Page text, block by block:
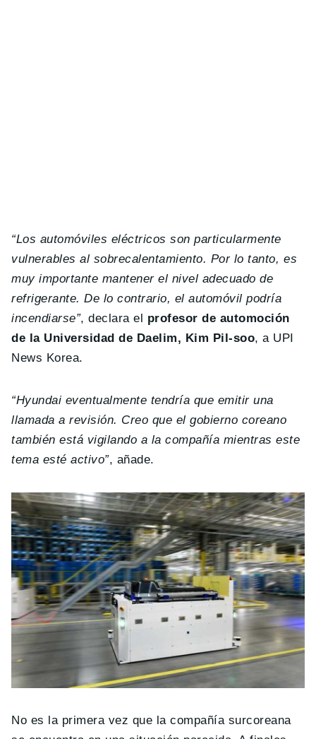
“Los automóviles eléctricos son particularmente
vulnerables al sobrecalentamiento. Por lo tanto, es
muy importante mantener el nivel adecuado de
refrigerante. De lo contrario, el automóvil podría
incendiarse”, declara el profesor de automoción
de la Universidad de Daelim, Kim Pil-soo, a UPI
News Korea.
“Hyundai eventualmente tendría que emitir una
llamada a revisión. Creo que el gobierno coreano
también está vigilando a la compañía mientras este
tema esté activo”, añade.
No es la primera vez que la compañía surcoreana